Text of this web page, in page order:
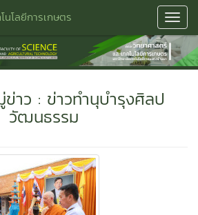
นโลยีการเกษตร
าว : ข่าวทำนุบำรุงศิลป
วัฒนธรรม